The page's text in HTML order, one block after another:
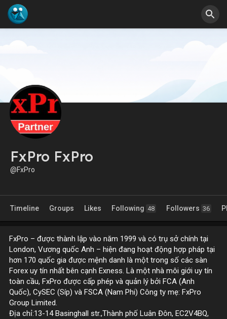
FxPro FxPro
@FxPro
Timeline Groups Likes Following 48 Followers 36
FxPro – được thành lập vào năm 1999 và có trụ sở chính tại
London, Vương quốc Anh – hiện đang hoạt động hợp pháp tại
hơn 170 quốc gia được mệnh danh là một trong số các sàn
Forex uy tín nhất bên cạnh Exness. Là một nhà môi giới uy tín
toàn cầu, FxPro được cấp phép và quản lý bởi FCA (Anh
Quốc), CySEC (Síp) và FSCA (Nam Phi) Công ty mẹ: FxPro
Group Limited.
Địa chỉ:13-14 Basinghall str.,Thành phố Luân Đôn, EC2V4BQ,